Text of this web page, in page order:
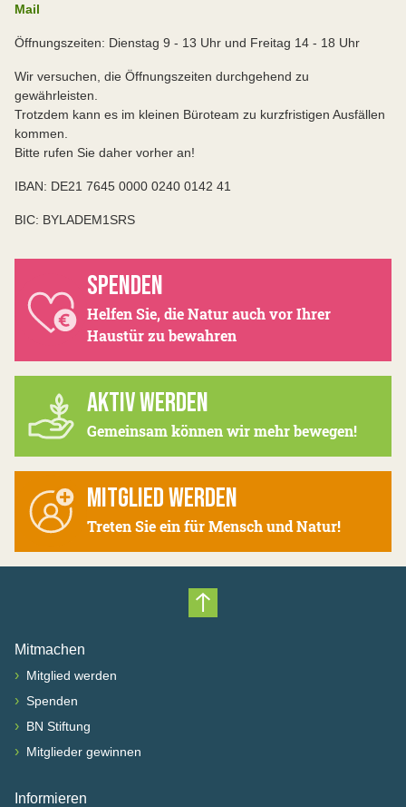
Mail
Öffnungszeiten: Dienstag 9 - 13 Uhr und Freitag 14 - 18 Uhr
Wir versuchen, die Öffnungszeiten durchgehend zu
gewährleisten.
Trotzdem kann es im kleinen Büroteam zu kurzfristigen Ausfällen
kommen.
Bitte rufen Sie daher vorher an!
IBAN: DE21 7645 0000 0240 0142 41
BIC: BYLADEM1SRS
SPENDEN
Helfen Sie, die Natur auch vor Ihrer
Haustür zu bewahren
AKTIV WERDEN
Gemeinsam können wir mehr bewegen!
MITGLIED WERDEN
Treten Sie ein für Mensch und Natur!
Nach oben scrollen
Mitmachen
› Mitglied werden
› Spenden
› BN Stiftung
› Mitglieder gewinnen
Informieren